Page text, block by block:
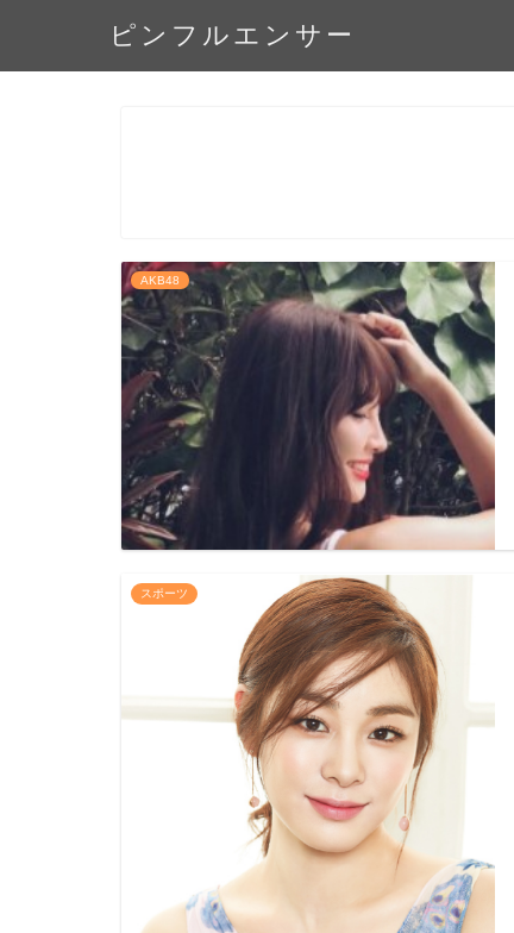
ピンフルエンサー
AKB48
スポーツ